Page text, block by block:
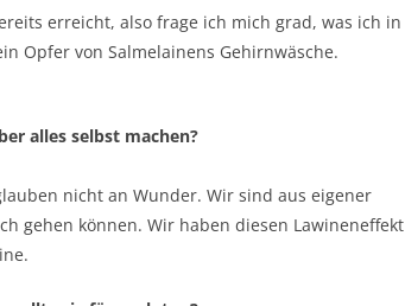
erreicht, also frage ich mich grad, was ich in
Opfer von Salmelainens Gehirnwäsche.
alles selbst machen?
nicht an Wunder. Wir sind aus eigener
gehen können. Wir haben diesen Lawineneffekt